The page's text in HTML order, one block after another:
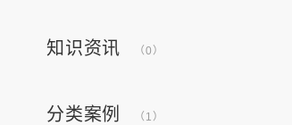
知识资讯 （0）
分类案例 （1）